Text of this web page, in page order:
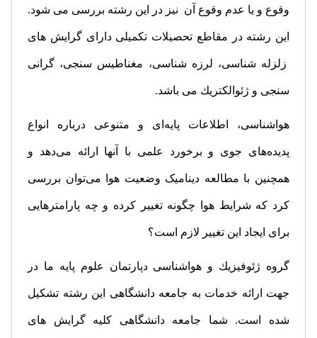
وقوع و یا عدم وقوع آن نیز در این رشته بررسی می شود.
این رشته در مقاطع تحصیلات تكمیلی دارای گرایش های
زلزله شناسی، لرزه شناسی، مغناطیس سنجی، گرانی
سنجی و ژئوالكتریك می باشد.
هواشناسی‌، اطلاعات‌ پایه‌ای‌ و متنوعی‌ درباره‌ انواع‌
پدیده‌های‌ جوی‌ و برخورد علمی‌ با آنها ارائه‌ می‌دهد و
همچنین‌ با مطالعه‌ دینامیک‌ وضعیت‌ هوا می‌توان‌ بررسی‌
کرد که‌ شرایط‌ هوا چگونه‌ تغییر کرده‌ و چه‌ پارامترهایی‌
برای‌ ایجاد این‌ تغییر لازم‌ است‌؟
گروه ژئوفیزیك و هواشناسی دپارتمان علوم پایه ما در
جهت ارائه خدمات به جامعه دانشگاهی این رشته تشكیل
شده است. شما جامعه دانشگاهی كلیه گرایش های